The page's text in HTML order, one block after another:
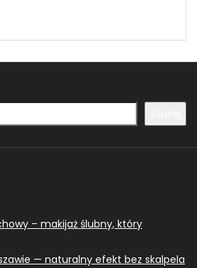
– makijaż ślubny, który
— naturalny efekt bez skalpela